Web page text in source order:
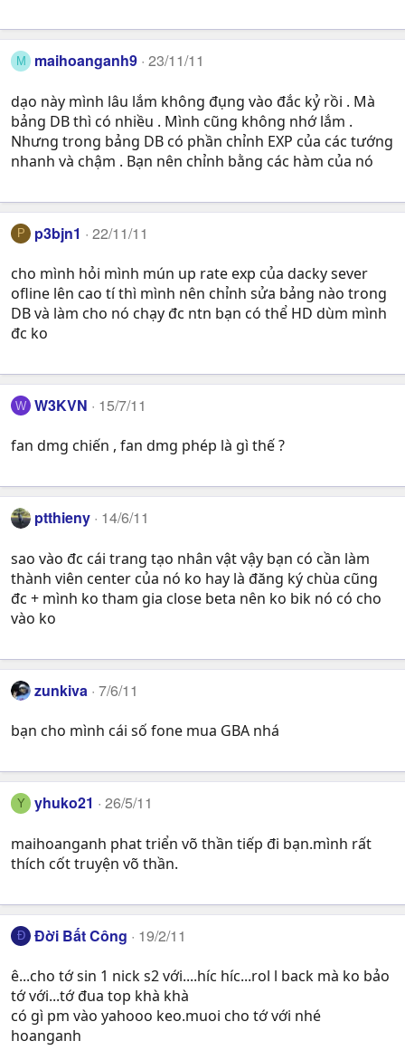
M maihoanganh9 23/11/11
dạo này mình lâu lắm không đụng vào đắc kỷ rồi . Mà
bảng DB thì có nhiều . Mình cũng không nhớ lắm .
Nhưng trong bảng DB có phần chỉnh EXP của các tướng
nhanh và chậm . Bạn nên chỉnh bằng các hàm của nó
P p3bjn1 22/11/11
cho mình hỏi mình mún up rate exp của dacky sever
ofline lên cao tí thì mình nên chỉnh sửa bảng nào trong
DB và làm cho nó chạy đc ntn bạn có thể HD dùm mình
đc ko
W W3KVN 15/7/11
fan dmg chiến , fan dmg phép là gì thế ?
ptthieny 14/6/11
sao vào đc cái trang tạo nhân vật vậy bạn có cần làm
thành viên center của nó ko hay là đăng ký chùa cũng
đc + mình ko tham gia close beta nên ko bik nó có cho
vào ko
zunkiva 7/6/11
bạn cho mình cái số fone mua GBA nhá
Y yhuko21 26/5/11
maihoanganh phat triển võ thần tiếp đi bạn.mình rất
thích cốt truyện võ thần.
Đ Đời Bất Công 19/2/11
ê...cho tớ sin 1 nick s2 với....híc híc...rol l back mà ko bảo
tớ với...tớ đua top khà khà
có gì pm vào yahooo keo.muoi cho tớ với nhé
hoanganh